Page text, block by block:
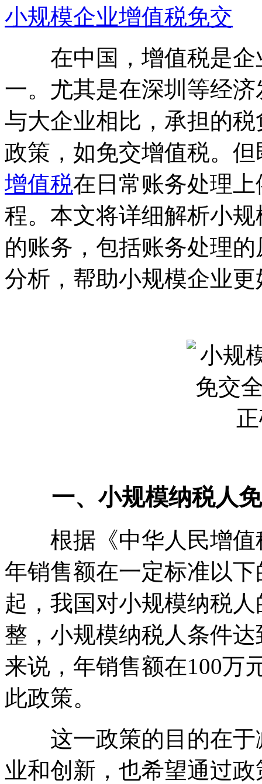
小规模企业增值税免交
在中国，增值税是企
一。尤其是在深圳等经
与大企业相比，承担的
政策，如免交增值税。
增值税在日常账务处理
程。本文将详细解析小
的账务，包括账务处理
分析，帮助小规模企业
一、小规模纳税人免
根据《中华人民增值
年销售额在一定标准以
起，我国对小规模纳税
整，小规模纳税人条件
来说，年销售额在100万
此政策。
这一政策的目的在于
业和创新，也希望通过